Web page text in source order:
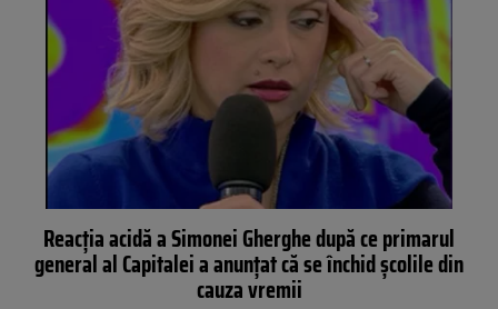
Reacția acidă a Simonei Gherghe după ce primarul
general al Capitalei a anunțat că se închid școlile din
cauza vremii